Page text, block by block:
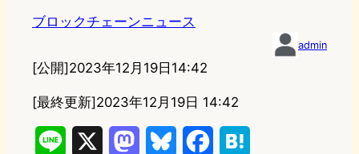
ブロックチェーンニュース
admin
[公開]2023年12月19日14:42
[最終更新]2023年12月19日 14:42